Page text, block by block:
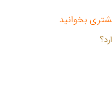
بخوانید